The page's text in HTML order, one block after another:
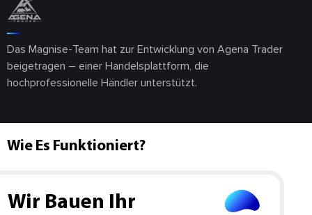
Das Magnise-Team hat zur Entwicklung von Agena Trader
beigetragen – einer Handelsplattform, die
hochprofessionelle Händler unterstützt.
Wie Es Funktioniert?
Wir Bauen Ihr